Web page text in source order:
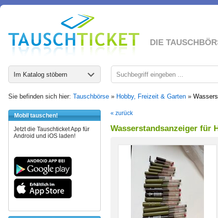
DIE
Im Katalog stöbern
Sie befinden sich hier: Tauschbörse » Hobby, Freizeit & Garten »
Mobil tauschen!
Jetzt die Tauschticket App für
Android und iOS laden!
« zurück
Wasserstandsanzeiger für